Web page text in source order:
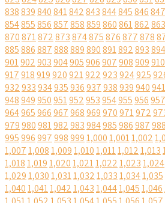
838839840841842843844845846847
854855856857858859860861862863
870871872873874875876877878
885886887888889890891892893894
901902903904905906907908909910
917918919920921922923924925
932933934935936937938939940941
948949950951952953954955956957
964965966967968969970971972
979980981982983984985986987988
9959969979989991,0001,0011,002
1,0071,0081,0091,0101,0111,0121,013
1,0181,0191,0201,0211,0221,0231,024
1,0291,0301,0311,0321,0331,0341,035
1,0401,0411,0421,0431,0441,0451,046